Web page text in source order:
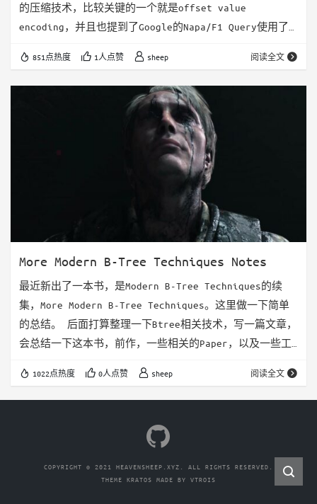
的压缩技术，比较关键的一个就是offset value
encoding，并且也提到了Google的Napa/F1 Query使用了
value encoding具体是怎么做的，以及这个技术如何能够
加速查询。 在介绍Offset Value Encoding之前，先大概
了解一下他的基本思路，Goetz哥在老版本的…
851点热度 1人点赞 sheep 阅读全文
More Modern B-Tree Techniques Notes
最近新出了一本书，是Modern B-Tree Techniques的续
集，More Modern B-Tree Techniques。这里做一下简单
的总结。 后面打算整理一下Btree相关技术，写一篇文章，
会总结一下这本书，前作，一些相关的Paper，以及一些工
细节的内容不多，基本上就是概括一下几个方向的技术，这
里大概总结了一下，然后列了一些我觉得值得关注的
1022点热度 0人点赞 sheep 阅读全文
COPYRIGHT © 2021 HEAVENSHEEP.XYZ. ALL RIGHTS RESERVED.
THEME KRATOS MADE BY VTROIS